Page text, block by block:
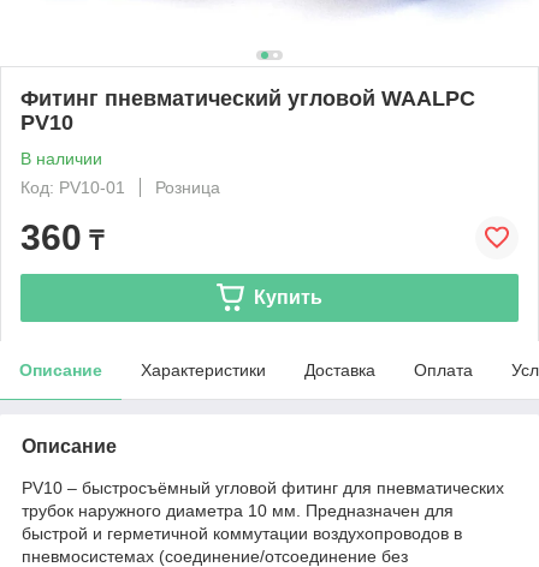
Фитинг пневматический угловой WAALPC
PV10
В наличии
Код: PV10-01
Розница
360 ₸
Купить
Описание Характеристики Доставка Оплата
Описание
PV10 – быстросъёмный угловой фитинг для пневматических
трубок наружного диаметра 10 мм. Предназначен для
быстрой и герметичной коммутации воздухопроводов в
пневмосистемах (соединение/отсоединение без